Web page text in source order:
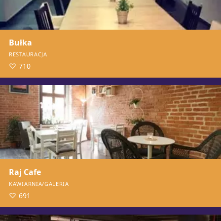
Bułka
RESTAURACJA
710
Raj Cafe
KAWIARNIA/GALERIA
691